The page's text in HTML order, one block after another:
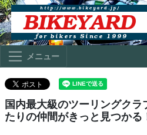
メニュー
国内最大級のツーリングクラ
たりの仲間がきっと見つかる